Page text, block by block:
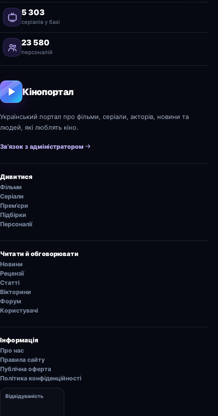
5 303
серіалів у базі
23 580
персоналій
Кінопортал
Український портал про фільми, серіали, акторів, новини та
людей, які люблять кіно.
Зв’язок з адміністратором
Дивитися
Фільми
Серіали
Прем’єри
Підбірки
Персоналії
Читати й обговорювати
Новини
Рецензії
Статті
Вікторини
Форум
Користувачі
Інформація
Про нас
Правила сайту
Публічна оферта
Політика конфіденційності
Відвідуваність